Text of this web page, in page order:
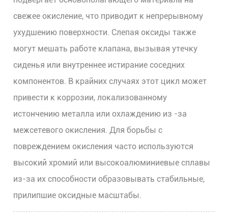
свежее окисление, что приводит к непрерывному
ухудшению поверхности. Слепая оксиды также
могут мешать работе клапана, вызывая утечку
сиденья или внутреннее истирание соседних
компонентов. В крайних случаях этот цикл может
привести к коррозии, локализованному
истончению металла или охлаждению из -за
межсетевого окисления. Для борьбы с
повреждением окисления часто используются
высокий хромий или высокоалюминиевые сплавы
из-за их способности образовывать стабильные,
прилипшие оксидные масштабы.